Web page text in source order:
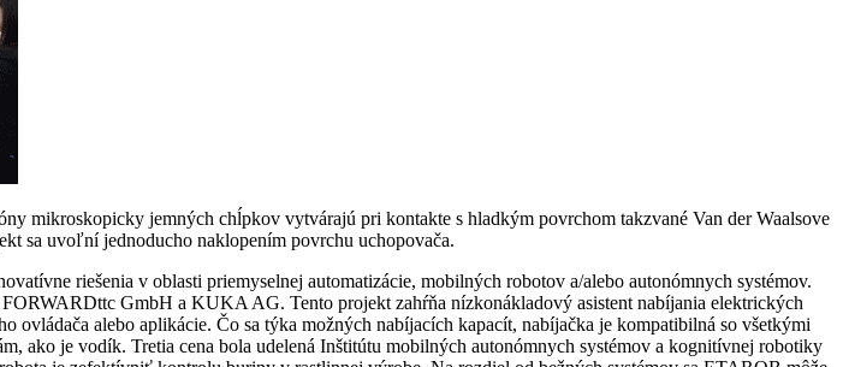
mikroskopicky jemných chĺpkov vytvárajú pri kontakte s hladkým povrchom takzvané Van der Waalsove
sa uvoľní jednoducho naklopením povrchu uchopovača.
riešenia v oblasti priemyselnej automatizácie, mobilných robotov a/alebo autonómnych systémov.
GmbH a KUKA AG. Tento projekt zahŕňa nízkonákladový asistent nabíjania elektrických
alebo aplikácie. Čo sa týka možných nabíjacích kapacít, nabíjačka je kompatibilná so všetkými
ako je vodík. Tretia cena bola udelená Inštitútu mobilných autonómnych systémov a kognitívnej robotiky